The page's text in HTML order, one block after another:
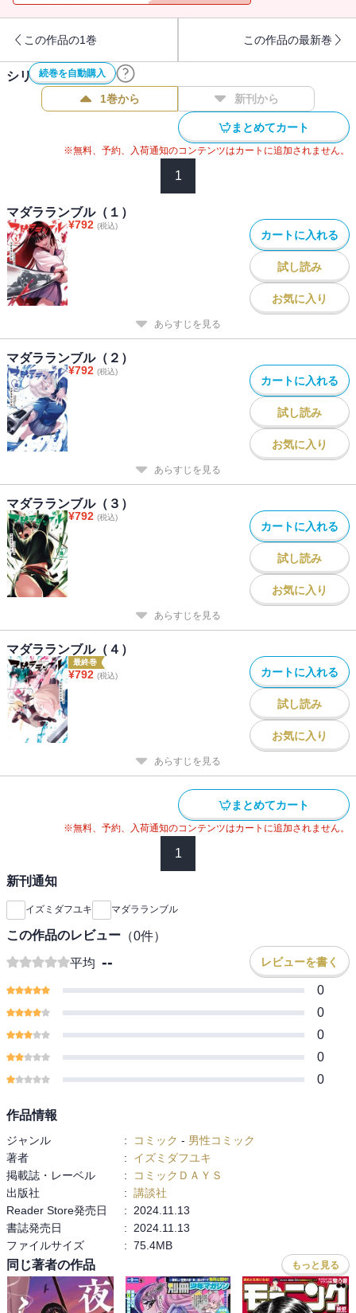
この作品の1巻 この作品の最新巻
続巻を自動購入
シリーズ作品(4件)
1巻から 新刊から
まとめてカート
※無料、予約、入荷通知のコンテンツはカートに追加されません。
1
マダラランブル（１）
¥792 (税込)
カートに入れる
試し読み
お気に入り
あらすじを見る
マダラランブル（２）
¥792 (税込)
カートに入れる
試し読み
お気に入り
あらすじを見る
マダラランブル（３）
¥792 (税込)
カートに入れる
試し読み
お気に入り
あらすじを見る
マダラランブル（４）
最終巻
¥792 (税込) カートに入れる
試し読み
お気に入り
あらすじを見る
まとめてカート
※無料、予約、入荷通知のコンテンツはカートに追加されません。
1
新刊通知
イズミダフユキ マダラランブル
この作品のレビュー （0件）
平均 -- レビューを書く
0
0
0
0
0
作品情報
ジャンル : コミック - 男性コミック
著者
:
イズミダフユキ
掲載誌・レーベル
:
コミックＤＡＹＳ
出版社
: 講談社
Reader Store発売日
:
2024.11.13
書誌発売日
:
2024.11.13
ファイルサイズ
: 75.4MB
同じ著者の作品 もっと見る